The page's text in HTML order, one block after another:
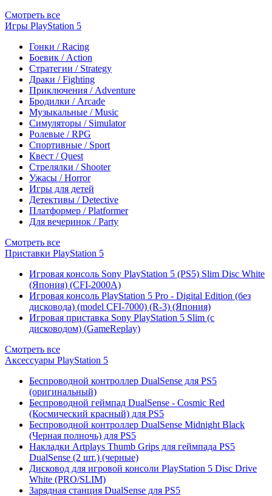
Смотреть все
Игры PlayStation 5
Гонки / Racing
Боевик / Action
Стратегии / Strategy
Драки / Fighting
Приключения / Adventure
Бродилки / Arcade
Музыкальные / Music
Симуляторы / Simulator
Ролевые / RPG
Спортивные / Sport
Квест / Quest
Стрелялки / Shooter
Ужасы / Horror
Игры для детей
Детективы / Detective
Платформер / Platformer
Для вечеринок / Party
Смотреть все
Приставки PlayStation 5
Игровая консоль Sony PlayStation 5 (PS5) Slim Disc White
(Япония) (CFI-2000A)
Игровая консоль PlayStation 5 Pro - Digital Edition (без
дисковода) (model CFI-7000) (R-3) (Япония)
Игровая приставка Sony PlayStation 5 Slim (с
дисководом) (GameReplay)
Смотреть все
Аксессуары PlayStation 5
Беспроводной контроллер DualSense для PS5
(оригинальный)
Беспроводной геймпад DualSense - Cosmic Red
(Космический красный) для PS5
Беспроводной контроллер DualSense Midnight Black
(Черная полночь) для PS5
Накладки Artplays Thumb Grips для геймпада PS5
DualSense (2 шт.) (черные)
Дисковод для игровой консоли PlayStation 5 Disc Drive
White (PRO/SLIM)
Зарядная станция DualSense для PS5